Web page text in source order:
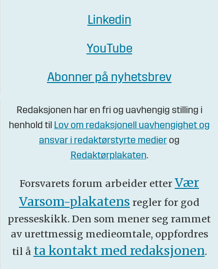
Linkedin
YouTube
Abonner på nyhetsbrev
Redaksjonen har en fri og uavhengig stilling i
henhold til Lov om redaksjonell uavhengighet og
ansvar i redaktørstyrte medier og
Redaktørplakaten.
Forsvarets forum arbeider etter Vær
Varsom-plakatens regler for god
presseskikk. Den som mener seg rammet
av urettmessig medieomtale, oppfordres
til å ta kontakt med redaksjonen.